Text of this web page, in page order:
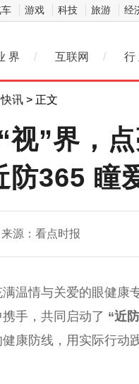
游戏 科技 旅游 经
界 / 互联网 / 行
快讯 > 正文
视”界，
防365 瞳
来源：看点时报
温情与关爱的眼健康
手，共同启动了 “近
康防线，用实际行动